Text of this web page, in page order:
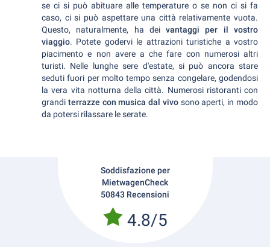
se ci si può abituare alle temperature o se non ci si fa
caso, ci si può aspettare una città relativamente vuota.
Questo, naturalmente, ha deivantaggi per il vostro
viaggio. Potete godervi le attrazioni turistiche a vostro
piacimento e non avere a che fare con numerosi altri
turisti. Nelle lunghe sere d'estate, si può ancora stare
seduti fuori per molto tempo senza congelare, godendosi
la vera vita notturna della città. Numerosi ristoranti con
grandi terrazze con musica dal vivosono aperti, in modo
da potersi rilassare le serate.
Soddisfazione per
MietwagenCheck
50843 Recensioni
4.8/5